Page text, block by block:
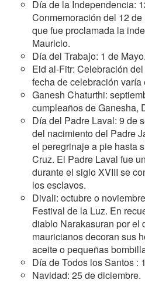
Día de la Independencia:
Conmemoración del 12
que fue proclamada la
Mauricio.
Día del Trabajo: 1 de Mayo.
Eid al-Fitr: Celebración
fecha de celebración
Ganesh Chaturthi:
cumpleaños de Ganesha,
Día del Padre Laval: 9 de
del nacimiento del Padre
el peregrinaje a pie hasta
Cruz. El Padre Laval fue
durante el siglo XVIII se
los esclavos.
Divali: octubre o
Festival de la Luz. En
diablo Narakasuran por el
mauricianos decoran sus
aceite o pequeñas
Día de Todos los Santos :
Navidad: 25 de diciembre.